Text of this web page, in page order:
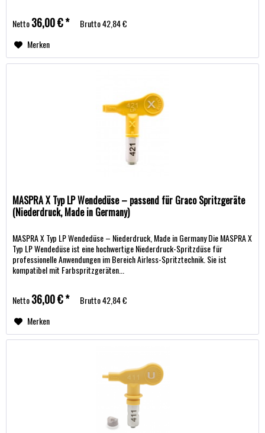
Netto36,00 € * Brutto42,84 €
Merken
MASPRA X Typ LP Wendedüse – passend für Graco Spritzgeräte
(Niederdruck, Made in Germany)
MASPRA X Typ LP Wendedüse – Niederdruck, Made in Germany Die MASPRA X
Typ LP Wendedüse ist eine hochwertige Niederdruck-Spritzdüse für
professionelle Anwendungen im Bereich Airless-Spritztechnik. Sie ist
kompatibel mit Farbspritzgeräten...
Netto36,00 € * Brutto42,84 €
Merken